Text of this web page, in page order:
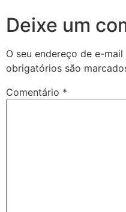
Deixe um
O seu endereço de e-
obrigatórios são
Comentário *